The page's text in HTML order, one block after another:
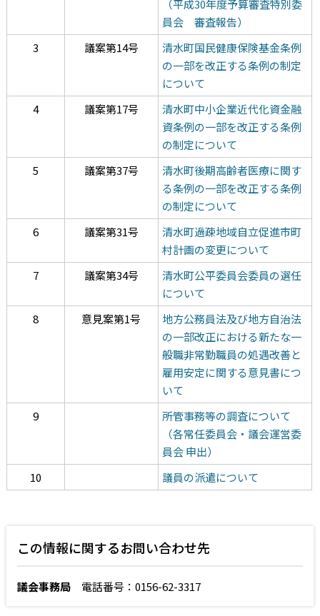
（平成30年度予算審査特別委
員会 審査報告）
3
議案第14号
清水町国民健康保険基金条例
の一部を改正する条例の制定
について
4
議案第17号
清水町中小企業近代化資金融
資条例の一部を改正する条例
の制定について
5
議案第37号
清水町後期高齢者医療に関す
る条例の一部を改正する条例
の制定について
6
議案第31号
清水町過疎地域自立促進市町
村計画の変更について
7
議案第34号
清水町公平委員会委員の選任
について
8
意見案第1号
地方公務員法及び地方自治法
の一部改正における新たな一
般職非常勤職員の処遇改善と
雇用安定に関する意見書につ
いて
9
所管事務等の調査について
（各常任委員会・議会運営委
員会 申出）
10
議員の派遣について
この情報に関するお問い合わせ先
議会事務局電話番号：0156-62-3317